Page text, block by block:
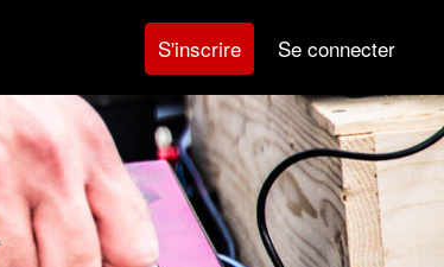
S'inscrire Se connecter